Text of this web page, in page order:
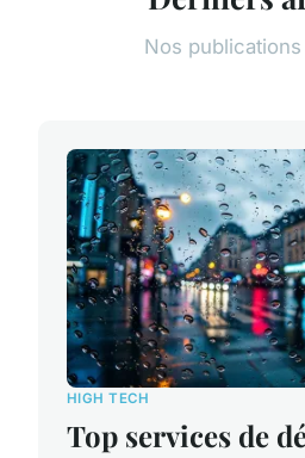
Nos
HIGH TECH
Top services de